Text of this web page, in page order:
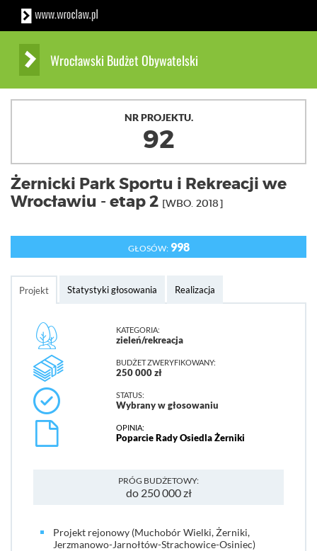
Wrocławski Budżet Obywatelski
NR PROJEKTU.
92
Żernicki Park Sportu i Rekreacji we
Wrocławiu - etap 2 [WBO. 2018]
GŁOSÓW:998
Projekt Statystyki głosowania Realizacja
KATEGORIA:
zieleń/rekreacja
BUDŻET ZWERYFIKOWANY:
250 000 zł
STATUS:
Wybrany w głosowaniu
OPINIA:
Poparcie Rady Osiedla Żerniki
PRÓG BUDŻETOWY:
do 250 000 zł
Projekt rejonowy (Muchobór Wielki, Żerniki,
Jerzmanowo-Jarnołtów-Strachowice-Osiniec)